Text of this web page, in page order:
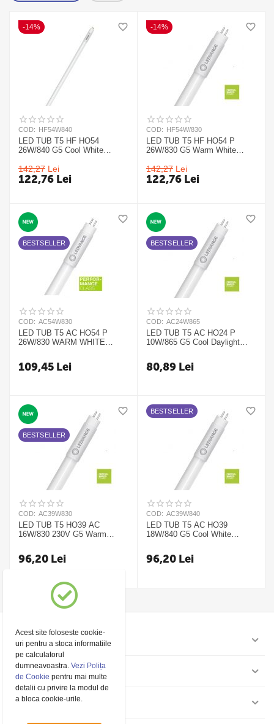
-14%
COD: HF54W840
LED TUB T5 HF HO54
26W/840 G5 Cool White
142,27 Lei
122,76 Lei
-14%
COD: HF54W/830
LED TUB T5 HF HO54 P
26W/830 G5 Warm White
142,27 Lei
122,76 Lei
BESTSELLER
COD: AC54W830
LED TUB T5 AC HO54 P
26W/830 WARM WHITE
109,45 Lei
BESTSELLER
COD: AC24W865
LED TUB T5 AC HO24 P
10W/865 G5 Cool Daylight
80,89 Lei
BESTSELLER
COD: AC39W830
LED TUB T5 HO39 AC
16W/830 230V G5 Warm
96,20 Lei
BESTSELLER
COD: AC39W840
LED TUB T5 AC HO39
18W/840 G5 Cool White
96,20 Lei
Contul meu
Pagini
Contact
Acest site foloseste cookie-
uri pentru a stoca informatiile
pe calculatorul
dumneavoastra.Vezi Polița
de Cookie pentru mai multe
detalii cu privire la modul de
a bloca cookie-urile.